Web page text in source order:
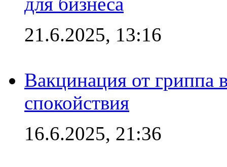
21.6.2025, 13:16
Вакцинация от гриппа
спокойствия
16.6.2025, 21:36